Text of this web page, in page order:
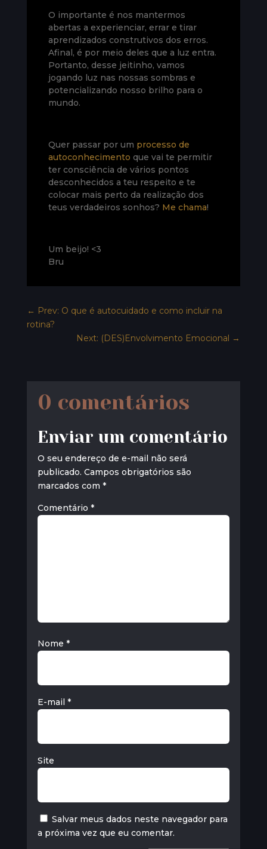
O importante é nos mantermos
abertas a experienciar, errar e tirar
aprendizados construtivos dos erros.
Afinal, é por meio deles que a luz entra.
Portanto, desse jeitinho, vamos
jogando luz nas nossas sombras e
potencializando nosso brilho para o
mundo.
Quer passar por um processo de
autoconhecimento que vai te permitir
ter consciência de vários pontos
desconhecidos a teu respeito e te
colocar mais perto da realização dos
teus verdadeiros sonhos? Me chama!
Um beijo! <3
Bru
← Prev: O que é autocuidado e como incluir na
rotina?
Next: (DES)Envolvimento Emocional →
0 comentários
Enviar um comentário
O seu endereço de e-mail não será
publicado. Campos obrigatórios são
marcados com *
Comentário *
Nome *
E-mail *
Site
Salvar meus dados neste navegador para
a próxima vez que eu comentar.